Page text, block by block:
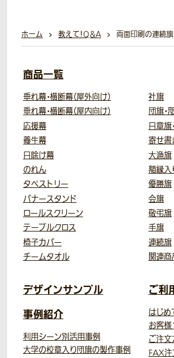
ホーム 教えて！Q＆A 両面印刷の連続
商品一覧
垂れ幕・横断幕（屋外向け）
垂れ幕・横断幕（屋内向け）
応援幕
養生幕
日除け幕
のれん
タペストリー
バナースタンド
ロールスクリーン
テーブルクロス
椅子カバー
チームタオル
社旗
団旗・
日章旗
寄せ書
大漁旗
額縁入
優勝旗
会旗
敬弔旗
手旗
連続旗
関連商
デザインサンプル
事例紹介
利用シーン別活用事例
大学の校章入り団旗の製作事例
ご利
はじめ
お客様
ご注文
FAX注